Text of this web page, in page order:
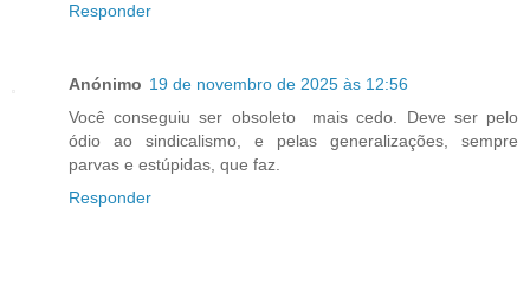
Responder
Anónimo 19 de novembro de 2025 às 12:56
Você conseguiu ser obsoleto mais cedo. Deve ser pelo
ódio ao sindicalismo, e pelas generalizações, sempre
parvas e estúpidas, que faz.
Responder